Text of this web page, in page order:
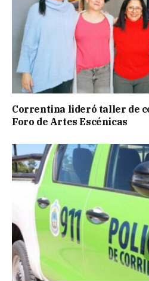
Correntina lideró taller de
Foro de Artes Escénicas